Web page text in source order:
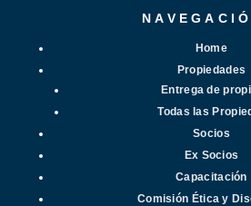
Home
Propiedades
Entrega de
Todas las
Socios
Ex Socios
Capacitación
Comisión Ética y